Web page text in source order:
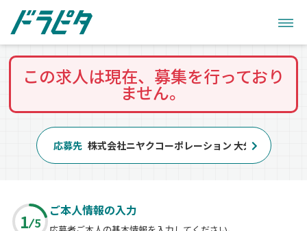
この求人は現在、募集を行っており
ません。
応募先 株式会社ニヤクコーポレーション 大分事業所
1 5
ご本人情報の入力